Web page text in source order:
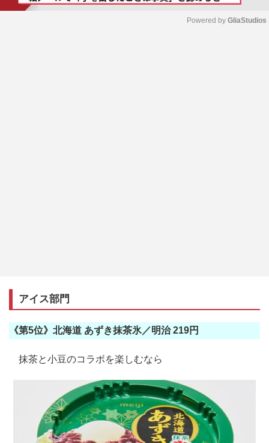
Powered by GliaStudios
アイス部門
《第5位》北海道 あずき抹茶氷／明治 219円
抹茶と小豆のコラボを楽しむなら